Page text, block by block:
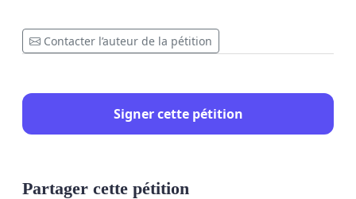
suivi restent un enjeu public et administratif à
améliorer.
Il est également nécessaire d’articuler l’éviction
avec des solutions d’hébergement et de suivi
pour l’auteur afin de réduire le risque de
adaptée (psychologique, sociale, judiciaire).
Contacter l’auteur de la pétition
Signer cette pétition
Partager cette pétition